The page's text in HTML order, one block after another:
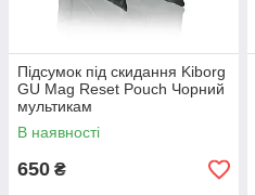
Підсумок під скидання Kiborg
GU Mag Reset Pouch Чорний
мультикам
В наявності
650 ₴